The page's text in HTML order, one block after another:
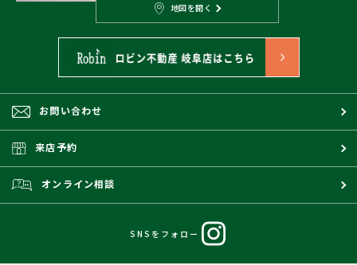
地図を開く
お問い合わせ
来店予約
オンライン相談
SNSをフォロー